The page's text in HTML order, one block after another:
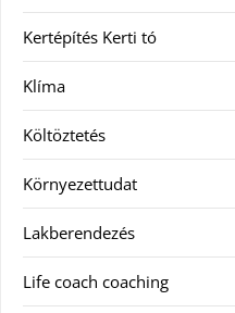
Kertépítés Kerti tó
Klíma
Költöztetés
Környezettudat
Lakberendezés
Life coach coaching